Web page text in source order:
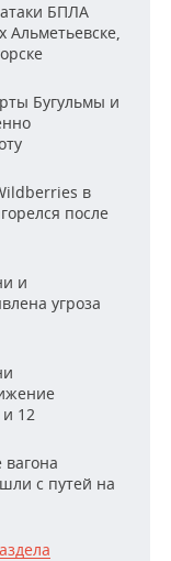
БПЛА
Альметьевске,
Бугульмы и
в
после
и
угроза
12
с путей на